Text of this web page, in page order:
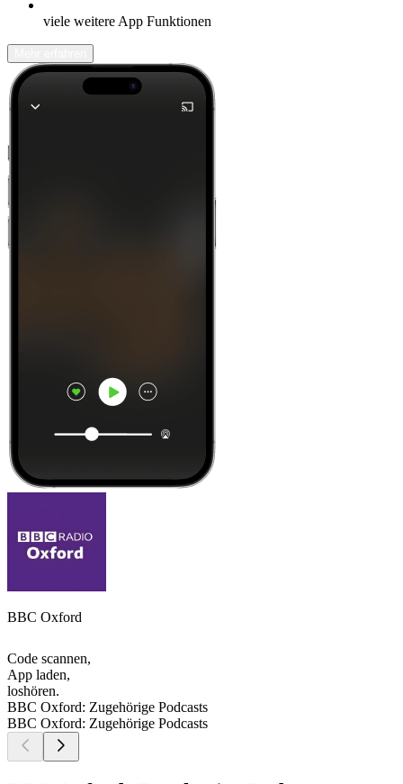
viele weitere App Funktionen
BBC Oxford
Code scannen,
App laden,
loshören.
BBC Oxford: Zugehörige Podcasts
BBC Oxford: Zugehörige Podcasts